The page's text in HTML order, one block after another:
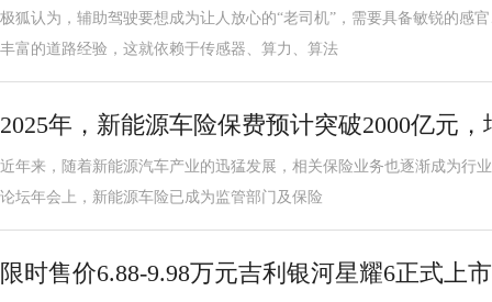
极狐认为，辅助驾驶要想成为让人放心的“老司机”，需要具备敏锐的感
丰富的道路经验，这就依赖于传感器、算力、算法
2025年，新能源车险保费预计突破2000亿元，
近年来，随着新能源汽车产业的迅猛发展，相关保险业务也逐渐成为行
论坛年会上，新能源车险已成为监管部门及保险
限时售价6.88-9.98万元吉利银河星耀6正式上市